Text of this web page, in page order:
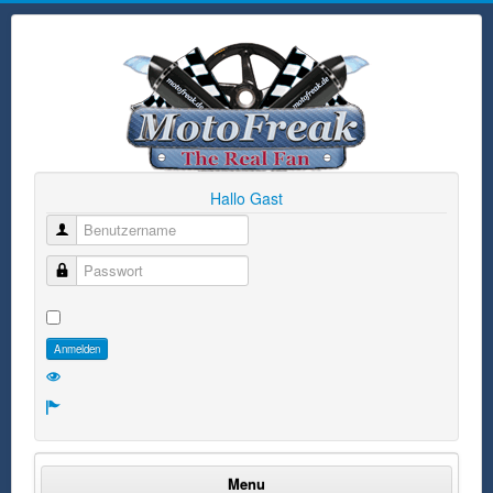
Hallo Gast
Benutzername
Passwort
Anmelden
Menu